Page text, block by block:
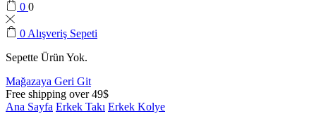
0 0
0 Alışveriş Sepeti
Sepette Ürün Yok.
Mağazaya Geri Git
Free shipping over 49$
Ana Sayfa Erkek Takı Erkek Kolye